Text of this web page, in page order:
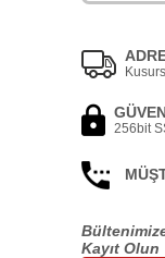
256bit
Kayıt Olun